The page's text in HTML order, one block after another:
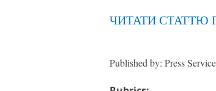
ЧИТАТИ СТАТТЮ
Published by: Press